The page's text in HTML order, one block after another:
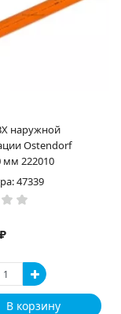
наружной
Ostendorf
мм 222010
47339
В корзину